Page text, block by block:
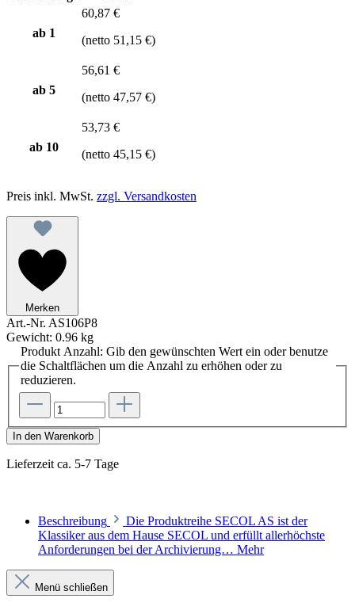
ab 1
60,87 €
(netto 51,15 €)
ab 5
56,61 €
(netto 47,57 €)
ab 10
53,73 €
(netto 45,15 €)
Preis inkl. MwSt. zzgl. Versandkosten
Merken
Art.-Nr. AS106P8
Gewicht: 0.96 kg
Produkt Anzahl: Gib den gewünschten Wert ein oder benutze
die Schaltflächen um die Anzahl zu erhöhen oder zu
reduzieren.
In den Warenkorb
Lieferzeit ca. 5-7 Tage
Beschreibung
Die Produktreihe SECOL AS ist der
Klassiker aus dem Hause SECOL und erfüllt allerhöchste
Anforderungen bei der Archivierung… Mehr
Menü schließen